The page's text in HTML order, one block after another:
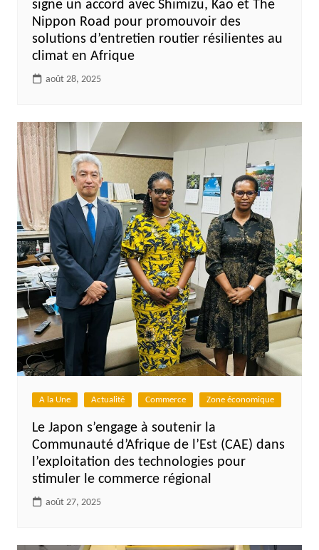
signe un accord avec Shimizu, Kao et The
Nippon Road pour promouvoir des
solutions d’entretien routier résilientes au
climat en Afrique
août 28, 2025
A la Une Actualité Commerce Zone économique
Le Japon s’engage à soutenir la
Communauté d’Afrique de l’Est (CAE) dans
l’exploitation des technologies pour
stimuler le commerce régional
août 27, 2025